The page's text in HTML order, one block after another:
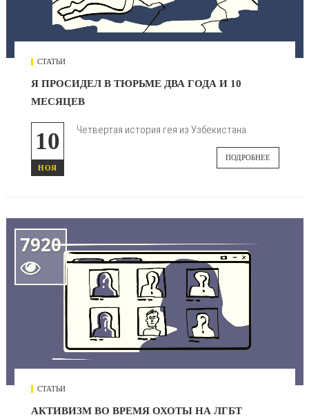
СТАТЬИ
Я ПРОСИДЕЛ В ТЮРЬМЕ ДВА ГОДА И 10
МЕСЯЦЕВ
10
НОЯ
Четвертая история гея из Узбекистана.
ПОДРОБНЕЕ
7920

СТАТЬИ
АКТИВИЗМ ВО ВРЕМЯ ОХОТЫ НА ЛГБТ